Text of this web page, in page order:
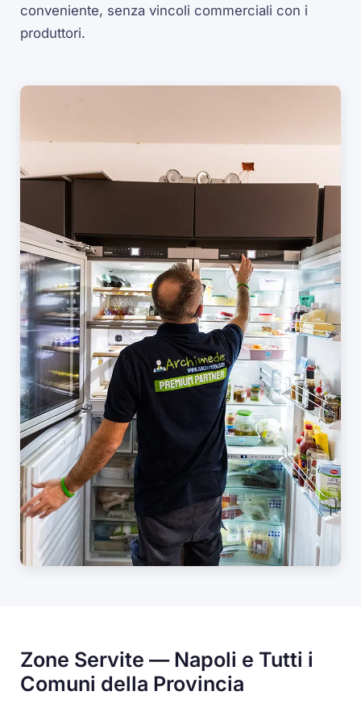
conveniente, senza vincoli commerciali con i
produttori.
Zone Servite — Napoli e Tutti i
Comuni della Provincia